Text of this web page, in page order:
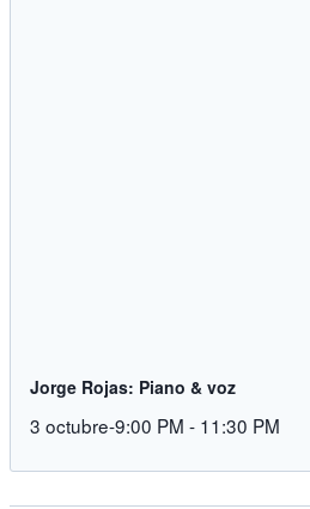
Jorge Rojas: Piano & voz
3 octubre-9:00 PM - 11:30 PM